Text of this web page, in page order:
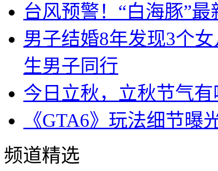
台风预警！“白海豚”
男子结婚8年发现3个
生男子同行
今日立秋，立秋节气
《GTA6》玩法细节
频道精选